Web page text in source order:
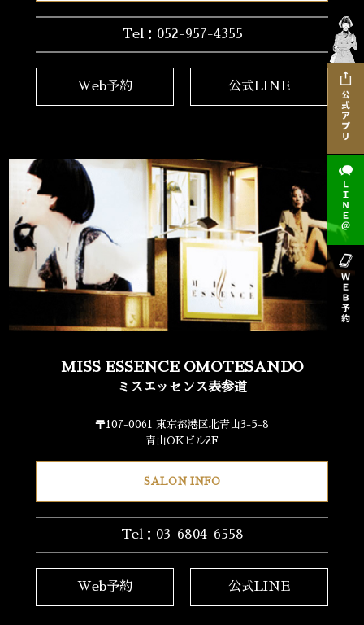
Tel：052-957-4355
Web予約 公式LINE
MISS ESSENCE OMOTESANDO
ミスエッセンス表参道
〒107-0061 東京都港区北青山3-5-8
青山OKビル2F
SALON INFO
Tel：03-6804-6558
Web予約 公式LINE